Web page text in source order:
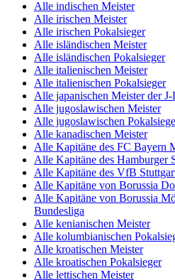
Alle indischen Meister
Alle irischen Meister
Alle irischen Pokalsieger
Alle isländischen Meister
Alle isländischen Pokalsieger
Alle italienischen Meister
Alle italienischen Pokalsieger
Alle japanischen Meister der J-
Alle jugoslawischen Meister
Alle jugoslawischen
Alle kanadischen Meister
Alle Kapitäne des FC Bayern
Alle Kapitäne des Hamburger
Alle Kapitäne des VfB
Alle Kapitäne von Borussia
Alle Kapitäne von Borussia
Bundesliga
Alle kenianischen Meister
Alle kolumbianischen
Alle kroatischen Meister
Alle kroatischen Pokalsieger
Alle lettischen Meister